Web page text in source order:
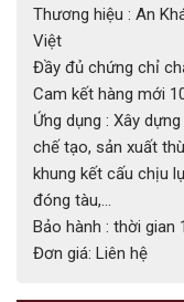
Thương hiệu : An
Việt
Đầy đủ chứng chỉ
Cam kết hàng mới
Ứng dụng : Xây
chế tạo, sản xuất
khung kết cấu chịu
đóng tàu,…
Bảo hành : thời gian
Đơn giá: Liên hệ